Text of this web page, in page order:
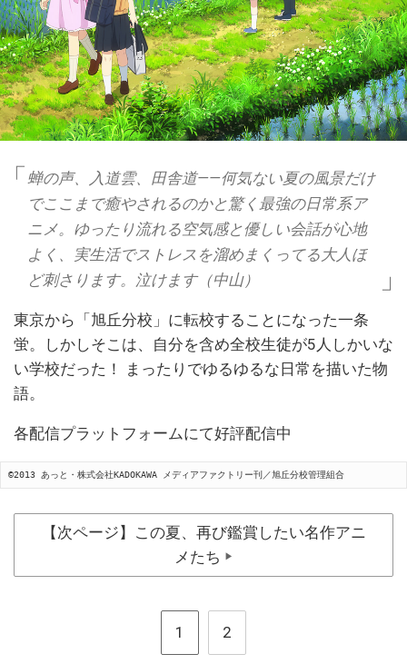
蝉の声、入道雲、田舎道――何気ない夏の風景だけ
でここまで癒やされるのかと驚く最強の日常系ア
ニメ。ゆったり流れる空気感と優しい会話が心地
よく、実生活でストレスを溜めまくってる大人ほ
ど刺さります。泣けます（中山）
東京から「旭丘分校」に転校することになった一条
蛍。しかしそこは、自分を含め全校生徒が5人しかいな
い学校だった！ まったりでゆるゆるな日常を描いた物
語。
各配信プラットフォームにて好評配信中
©2013 あっと・株式会社KADOKAWA メディアファクトリー刊／旭丘分校管理組合
【次ページ】この夏、再び鑑賞したい名作アニ
メたち
▶
1 2